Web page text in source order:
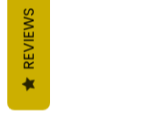
REVIEWS